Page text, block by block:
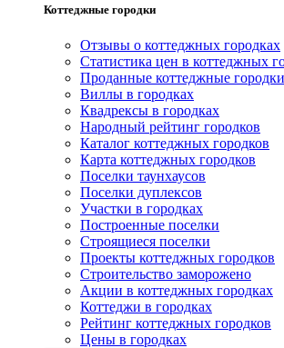
Коттеджные городки
Отзывы о коттеджных городках
Статистика цен в коттеджных
Проданные коттеджные городки
Виллы в городках
Квадрексы в городках
Народный рейтинг городков
Каталог коттеджных городков
Карта коттеджных городков
Поселки таунхаусов
Поселки дуплексов
Участки в городках
Построенные поселки
Строящиеся поселки
Проекты коттеджных городков
Строительство заморожено
Акции в коттеджных городках
Коттеджи в городках
Рейтинг коттеджных городков
Цены в городках